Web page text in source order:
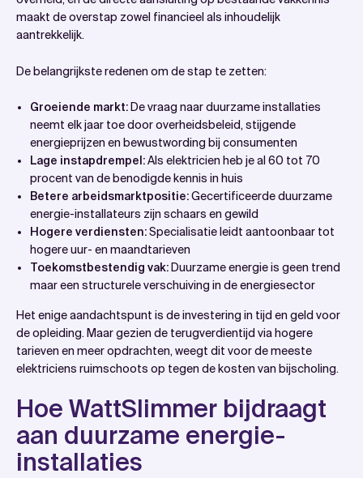
maakt de overstap zowel financieel als inhoudelijk
aantrekkelijk.
De belangrijkste redenen om de stap te zetten:
Groeiende markt: De vraag naar duurzame installaties
neemt elk jaar toe door overheidsbeleid, stijgende
energieprijzen en bewustwording bij consumenten
Lage instapdrempel:Als elektricien heb je al 60 tot 70
procent van de benodigde kennis in huis
Betere arbeidsmarktpositie:Gecertificeerde duurzame
energie-installateurs zijn schaars en gewild
Hogere verdiensten:Specialisatie leidt aantoonbaar tot
hogere uur- en maandtarieven
Toekomstbestendig vak: Duurzame energie is geen trend
maar een structurele verschuiving in de energiesector
Het enige aandachtspunt is de investering in tijd en geld voor
de opleiding. Maar gezien de terugverdientijd via hogere
tarieven en meer opdrachten, weegt dit voor de meeste
elektriciens ruimschoots op tegen de kosten van bijscholing.
Hoe WattSlimmer bijdraagt
aan duurzame energie-
installaties